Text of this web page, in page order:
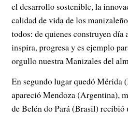
el desarrollo sostenible, la
calidad de vida de los
todos: de quienes construyen día
inspira, progresa y es ejemplo
orgullo nuestra Manizales del
En segundo lugar quedó Mérida
apareció Mendoza (Argentina),
de Belén do Pará (Brasil) recibió